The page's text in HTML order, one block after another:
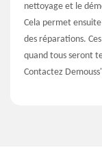
nettoyage et le
Cela permet
des réparations.
quand tous seront
Contactez